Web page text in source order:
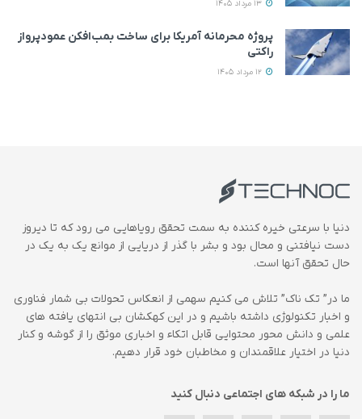
پروژه محرمانه آمریکا برای ساخت بمب‌افکن عمودپرواز
راکتی
دنیا با سرعتی خیره کننده به سمت تحقق رویاهایی می رود که تا دیروز
دست نیافتنی و محال بود و بشر با گذر از دریایی از موانع یک به یک در
حال تحقق آنها است.
ما در” تک ناک” تلاش می کنیم سهمی از انعکاس تحولات بی شمار فناوری
و اخبار تکنولوژی داشته باشیم و در این کهکشان بی انتهای یافته های
علمی و دانش محور محتوایی قابل اتکاء و اخباری موثق را از گوشه و کنار
دنیا در اختیار علاقمندان و مخاطبان خود قرار دهیم.
ما را در شبکه های اجتماعی دنبال کنید